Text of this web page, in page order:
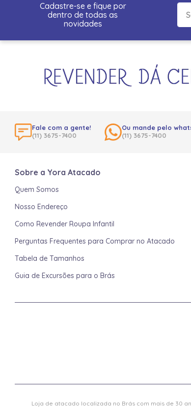
Cadastre-se e fique por
dentro de todas as
novidades
Fale com a gente!
(11) 3675-7400
Ou mande pelo
(11) 3675-7400
Sobre a Yora Atacado
Quem Somos
Nosso Endereço
Como Revender Roupa Infantil
Perguntas Frequentes para Comprar no Atacado
Tabela de Tamanhos
Guia de Excursões para o Brás
Loja de atacado localizada no Brás com mais de 30